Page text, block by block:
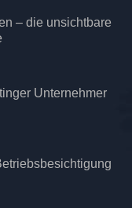
– die unsichtbare
Unternehmer